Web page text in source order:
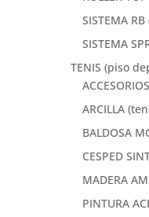
SISTEMA
SISTEMA
TENIS (piso
ARCILLA
BALDOSA
CESPED
MADERA
PINTURA